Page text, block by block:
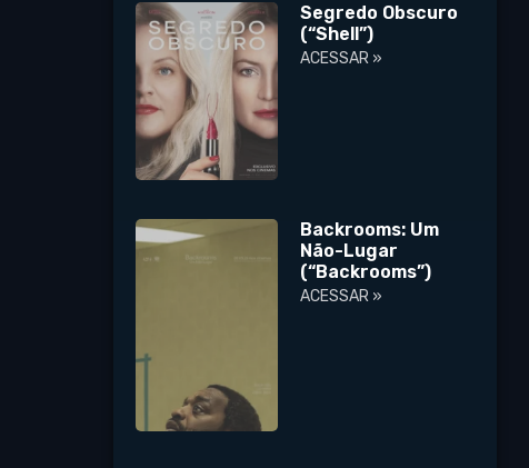
Segredo Obscuro
(“Shell”)
ACESSAR »
Backrooms: Um
Não-Lugar
(“Backrooms”)
ACESSAR »